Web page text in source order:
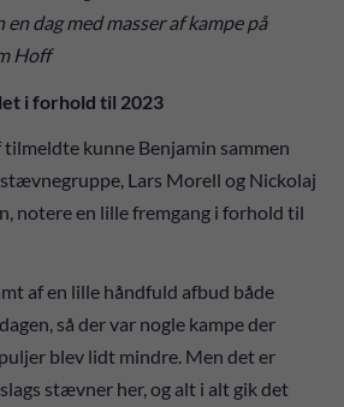
dag med masser af kampe på
Hoff
i forhold til 2023
kunne Benjamin sammen
Lars Morell og Nickolaj
notere en lille fremgang i forhold til
af en lille håndfuld afbud både
så der var nogle kampe der
blev lidt mindre. Men det er
stævner her, og alt i alt gik det